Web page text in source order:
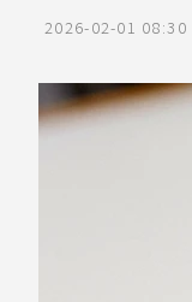
2026-02-01 08:30